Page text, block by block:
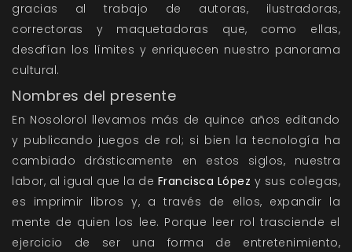
gracias al trabajo de autoras, ilustradoras,
correctoras y maquetadoras que, como ellas,
desafían los límites y enriquecen nuestro panorama
cultural.
Nombres del presente
En Nosolorol llevamos más de quince años editando
y publicando juegos de rol; si bien la tecnología ha
cambiado drásticamente en estos siglos, nuestra
labor, al igual que la de Francisca López y sus colegas,
es imprimir libros y, a través de ellos, expandir la
mente de quien los lee. Porque leer rol trasciende el
ejercicio de ser una forma de entretenimiento,